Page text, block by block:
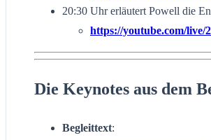
20:30 Uhr erläutert Powell die
https://youtube.com/live/
Die Keynotes aus dem
Begleittext: